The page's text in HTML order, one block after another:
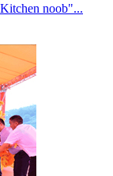
noob"...